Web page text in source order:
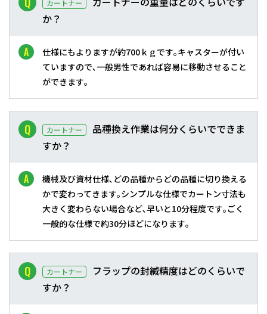
カートナー
か？
仕様にもよりますが約700ｋｇです｡キャスターが付い
ていますので､一般男性であれば容易に移動させること
ができます｡
カートナー
品種換え作業は何分くらいでできま
すか？
機械及び資材仕様､どの品種からどの品種に切り換える
かで変わってきます｡シンプルな仕様でカートン寸法も
大きく変わらない場合など､早いと10分程度です｡ごく
一般的な仕様で約30分ほどになります｡
カートナー
フラップの封緘精度はどのくらいで
すか？